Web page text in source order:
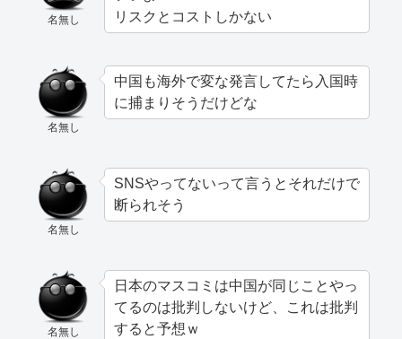
名無し
リスクとコストしかない
名無し
中国も海外で変な発言してたら入国時
に捕まりそうだけどな
名無し
SNSやってないって言うとそれだけで
断られそう
名無し
日本のマスコミは中国が同じことやっ
てるのは批判しないけど、これは批判
すると予想ｗ